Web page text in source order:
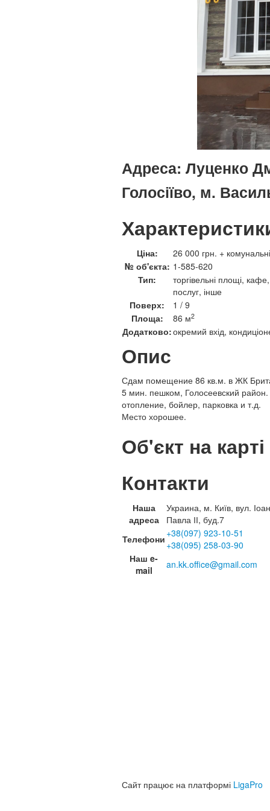
Адреса: Луценко
Голосіїво, м.
Ціна:
26 000 грн. + комунальні
№ об'єкта: 1-585-620
Тип:
торгівельні площі,
послуг, інше
Поверх:
1 / 9
Площа:
86 м2
Додатково:окремий вхід,
Опис
Сдам помещение 86 кв.м. в ЖК
5 мин. пешком, Голосеевский
отопление, бойлер, парковка и т.д.
Место хорошее.
Об'єкт на карті
Контакти
Наша
адреса
Украина, м. Київ, вул.
Павла ІІ, буд.7
Телефони +38(097) 923-10-51
+38(095) 258-03-90
Наш e-
mail
an.kk.office@gmail.com
Сайт працює на платформі LigaPro